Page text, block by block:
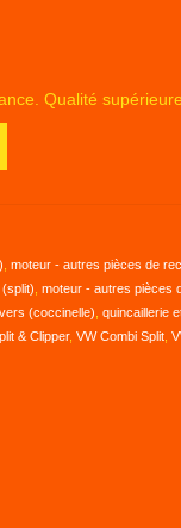
Qualité
moteur - autres pièces de
moteur - autres pièces
(coccinelle) quincaillerie
& Clipper, VW Combi Split,